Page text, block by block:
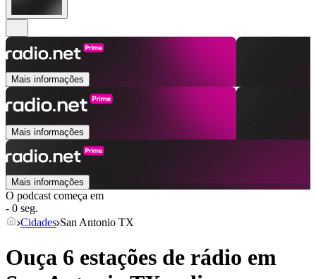
Mais informações
Mais informações
Mais informações
O podcast começa em
- 0 seg.
Cidades San Antonio TX
Ouça 6 estações de rádio em